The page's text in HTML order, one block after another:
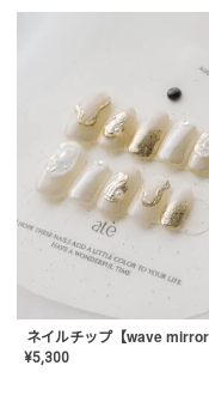
¥5,300